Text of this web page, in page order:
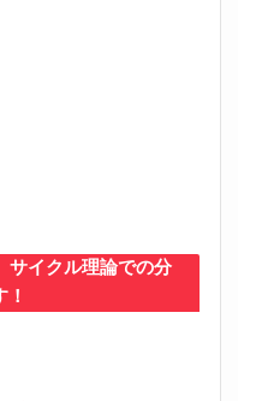
サイクル理論での分